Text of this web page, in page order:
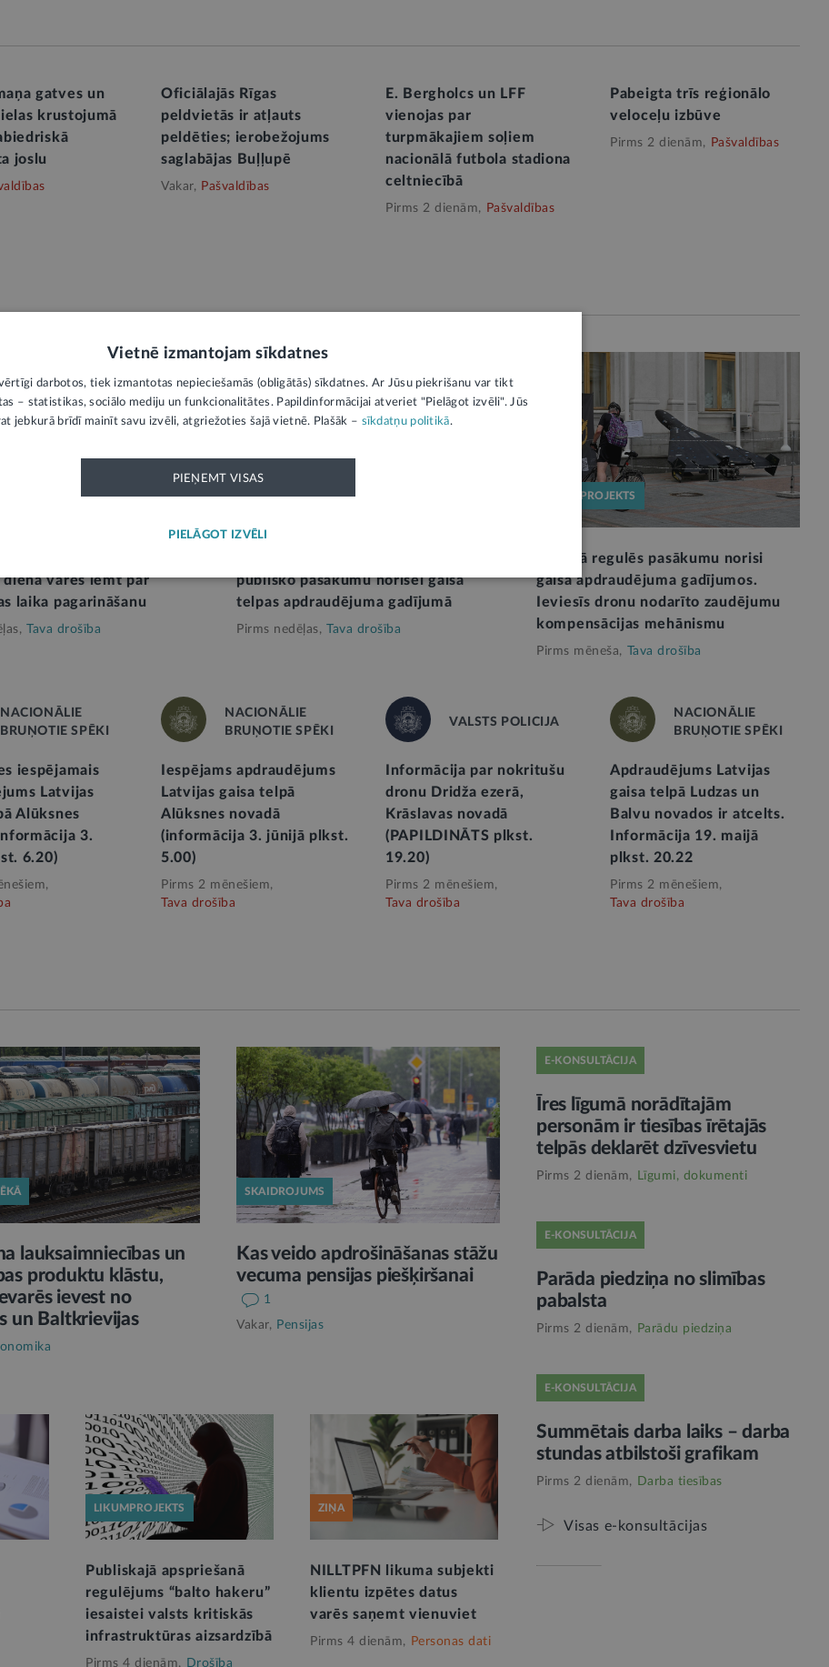
gatves un
krustojumā
joslu
Oficiālajās Rīgas
peldvietās ir atļauts
peldēties; ierobežojums
saglabājas Buļļupē
Vakar, Pašvaldības
E. Bergholcs un LFF
vienojas par
turpmākajiem soļiem
nacionālā futbola stadiona
celtniecībā
Pirms 2 dienām, Pašvaldības
Pabeigta trīs reģionālo
veloceļu izbūve
Pirms 2 dienām, Pašvaldības
dienā varēs lemt par
laika pagarināšanu
Tava drošība
STĀJAS SPĒKĀ
publisko pasākumu norisei gaisa
telpas apdraudējuma gadījumā
Pirms nedēļas, Tava drošība
LIKUMPROJEKTS
Likumā regulēs pasākumu norisi
gaisa apdraudējuma gadījumos.
Ieviesīs dronu nodarīto zaudējumu
kompensācijas mehānismu
Pirms mēneša, Tava drošība
NACIONĀLIE
BRUŅOTIE SPĒKI
iespējamais
Latvijas
Alūksnes
3.
6.20)
NACIONĀLIE
BRUŅOTIE SPĒKI
Iespējams apdraudējums
Latvijas gaisa telpā
Alūksnes novadā
(informācija 3. jūnijā plkst.
5.00)
Pirms 2 mēnešiem,
Tava drošība
VALSTS POLICIJA
Informācija par nokritušu
dronu Dridža ezerā,
Krāslavas novadā
(PAPILDINĀTS plkst.
19.20)
Pirms 2 mēnešiem,
Tava drošība
NACIONĀLIE
BRUŅOTIE SPĒKI
Apdraudējums Latvijas
gaisa telpā Ludzas un
Balvu novados ir atcelts.
Informācija 19. maijā
plkst. 20.22
Pirms 2 mēnešiem,
Tava drošība
lauksaimniecības un
produktu klāstu,
ievest no
un Baltkrievijas
SKAIDROJUMS
Kas veido apdrošināšanas stāžu
vecuma pensijas piešķiršanai
1
Vakar, Pensijas
LIKUMPROJEKTS
Publiskajā apspriešanā
regulējums “balto hakeru”
iesaistei valsts kritiskās
infrastruktūras aizsardzībā
Pirms 4 dienām, Drošība
ZIŅA
NILLTPFN likuma subjekti
klientu izpētes datus
varēs saņemt vienuviet
Pirms 4 dienām, Personas dati
E-KONSULTĀCIJA
Īres līgumā norādītajām
personām ir tiesības īrētajās
telpās deklarēt dzīvesvietu
Pirms 2 dienām, Līgumi, dokumenti
E-KONSULTĀCIJA
Parāda piedziņa no slimības
pabalsta
Pirms 2 dienām, Parādu piedziņa
E-KONSULTĀCIJA
Summētais darba laiks – darba
stundas atbilstoši grafikam
Pirms 2 dienām, Darba tiesības
Visas e-konsultācijas
Vietnē izmantojam sīkdatnes
darbotos, tiek izmantotas nepieciešamās (obligātās) sīkdatnes. Ar Jūsu piekrišanu var tikt
– statistikas, sociālo mediju un funkcionalitātes. Papildinformācijai atveriet "Pielāgot izvēli". Jūs
jebkurā brīdī mainīt savu izvēli, atgriežoties šajā vietnē. Plašāk – sīkdatņu politikā.
PIEŅEMT VISAS
PIELĀGOT IZVĒLI